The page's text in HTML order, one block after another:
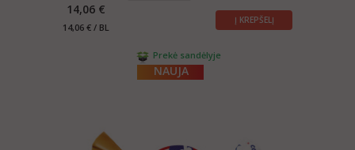
14,06 €
14,06 € / BL
Į KREPŠELĮ
Prekė sandėlyje
NAUJA